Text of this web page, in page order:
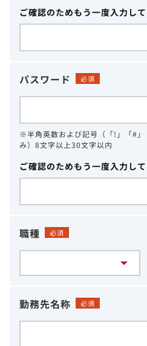
ご確認のためもう一度入力し
パスワード 必須
※半角英数および記号（「!」「#」
み）8文字以上30文字以内
ご確認のためもう一度入力し
職種 必須
勤務先名称 必須